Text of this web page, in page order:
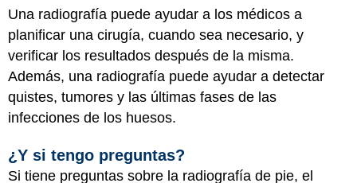
Una radiografía puede ayudar a los médicos a
planificar una cirugía, cuando sea necesario, y
verificar los resultados después de la misma.
Además, una radiografía puede ayudar a detectar
quistes, tumores y las últimas fases de las
infecciones de los huesos.
¿Y si tengo preguntas?
Si tiene preguntas sobre la radiografía de pie, el